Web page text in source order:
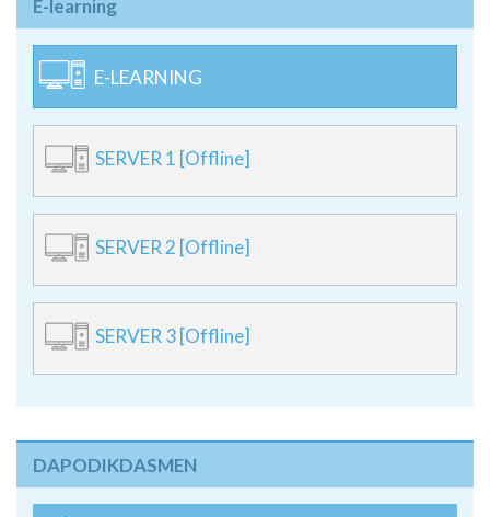
E-learning
E-LEARNING
SERVER 1 [Offline]
SERVER 2 [Offline]
SERVER 3 [Offline]
DAPODIKDASMEN